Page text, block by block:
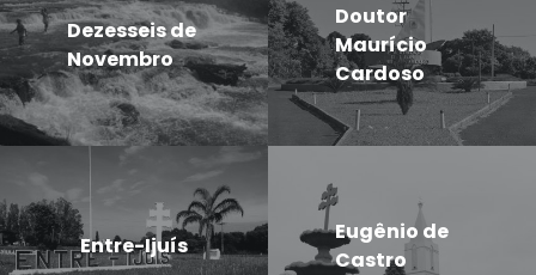
Dezesseis de
Novembro
Doutor
Maurício
Cardoso
Entre-Ijuís
Eugênio de
Castro